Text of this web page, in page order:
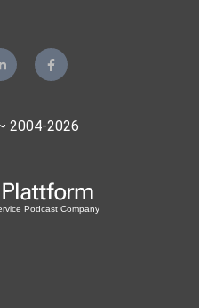
2004-2026